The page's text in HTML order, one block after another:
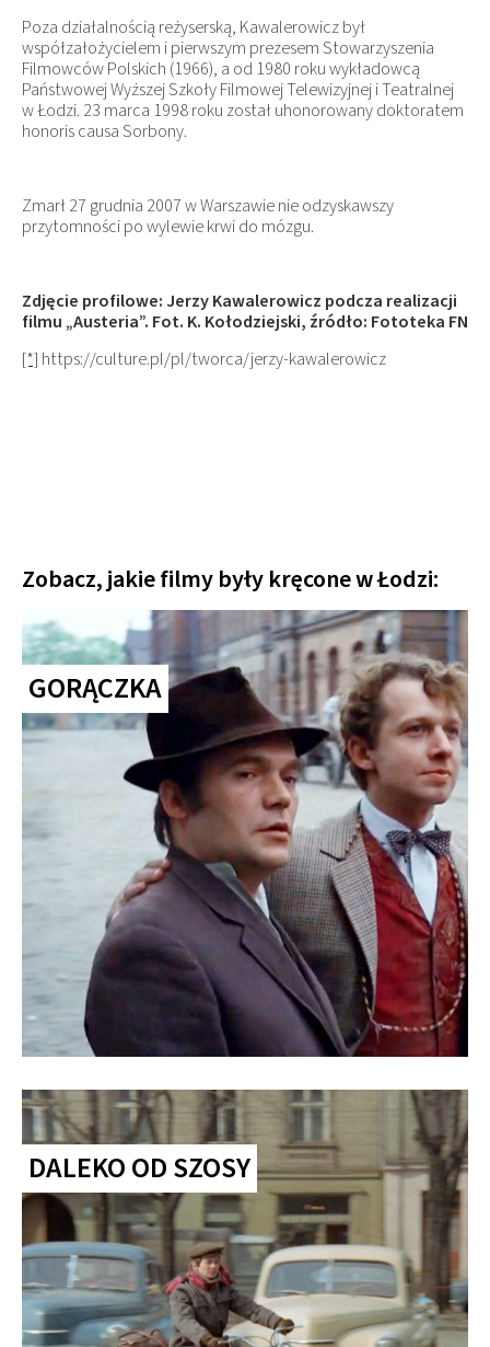
Poza działalnością reżyserską, Kawalerowicz był
współzałożycielem i pierwszym prezesem Stowarzyszenia
Filmowców Polskich (1966), a od 1980 roku wykładowcą
Państwowej Wyższej Szkoły Filmowej Telewizyjnej i Teatralnej
w Łodzi. 23 marca 1998 roku został uhonorowany doktoratem
honoris causa Sorbony.
Zmarł 27 grudnia 2007 w Warszawie nie odzyskawszy
przytomności po wylewie krwi do mózgu.
Zdjęcie profilowe: Jerzy Kawalerowicz podcza realizacji
filmu „Austeria”. Fot. K. Kołodziejski, źródło: Fototeka FN
[*] https://culture.pl/pl/tworca/jerzy-kawalerowicz
Zobacz, jakie filmy były kręcone w Łodzi:
GORĄCZKA
DALEKO OD SZOSY